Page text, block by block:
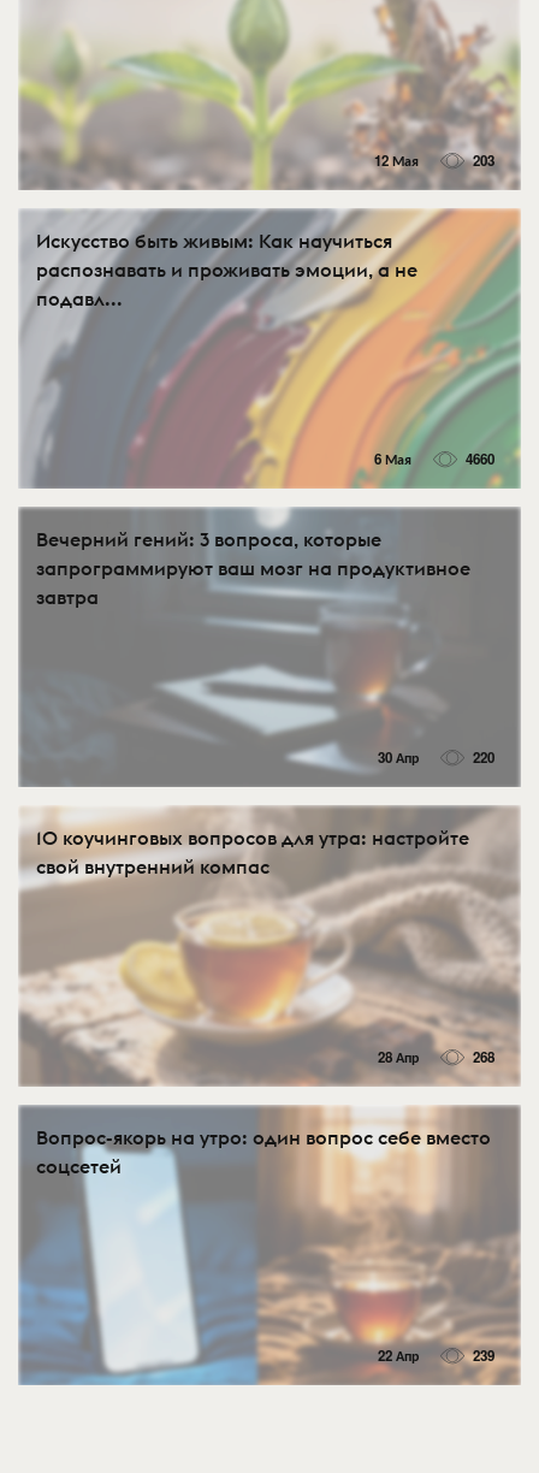
12 Мая 203
Искусство быть живым: Как научиться
распознавать и проживать эмоции, а не
подавл...
6 Мая 4660
Вечерний гений: 3 вопроса, которые
запрограммируют ваш мозг на продуктивное
завтра
30 Апр 220
10 коучинговых вопросов для утра: настройте
свой внутренний компас
28 Апр 268
Вопрос-якорь на утро: один вопрос себе вместо
соцсетей
22 Апр 239